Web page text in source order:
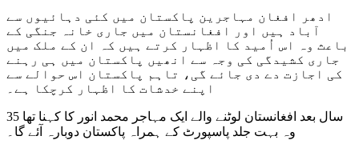
ادھر افغان مہاجرین پاکستان میں کئی دہائیوں سے
آباد ہیں اور افغانستان میں جاری خانہ جنگی کے
باعث وہ اس اُمید کا اظہار کرتے ہیں کہ ان کے ملک میں
جاری کشیدگی کی وجہ سے انھیں پاکستان میں ہی رہنے
کی اجازت دے دی جائے گی، تاہم پاکستان اس حوالے سے
اپنے خدشات کا اظہار کرچکا ہے۔
35 سال بعد افغانستان لوٹنے والے ایک مہاجر محمد انور کا کہنا تھا
وہ بہت جلد پاسپورٹ کے ہمراہ پاکستان دوبارہ آئے گا۔